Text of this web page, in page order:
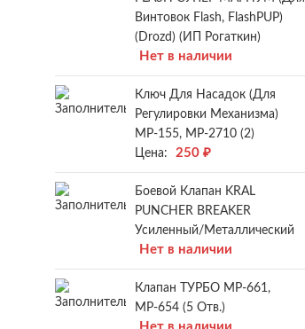
Винтовок Flash, FlashPUP)
(Drozd) (ИП Рогаткин)
Нет в наличии
Ключ Для Насадок (для
Регулировки Механизма)
МР-155, МР-2710 (2)
Цена:
250 ₽
Боевой Клапан KRAL
PUNCHER BREAKER
Усиленный/металлический
Нет в наличии
Клапан ТУРБО МР-661,
МР-654 (5 Отв.)